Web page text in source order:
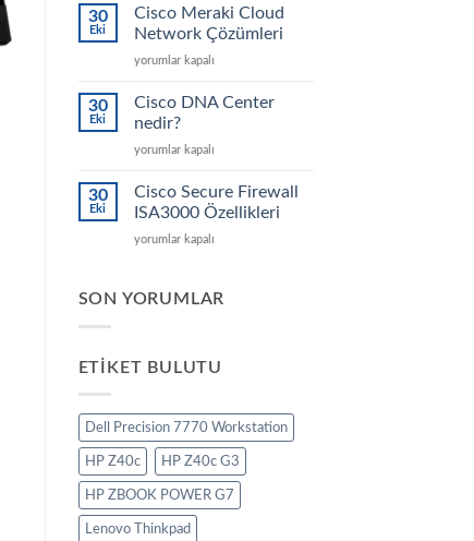
Center
nedir?
30
Eki
Cisco Meraki Cloud
Network Çözümleri
Cisco
Cloud
Network
için
yorumlar kapalı
30
Eki
Cisco DNA Center
nedir?
Cisco
Center
nedir?
yorumlar kapalı
30
Eki
Cisco Secure Firewall
ISA3000 Özellikleri
Cisco
ISA3000
yorumlar kapalı
SON YORUMLAR
ETIKET BULUTU
Dell Precision 7770 Workstation
HP Z40c HP Z40c G3
HP ZBOOK POWER G7
Lenovo Thinkpad